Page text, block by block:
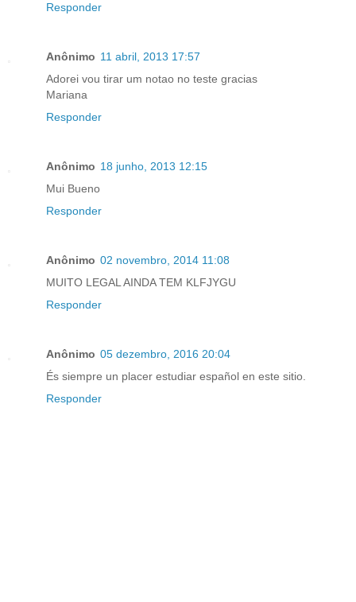
Responder
Anônimo 11 abril, 2013 17:57
Adorei vou tirar um notao no teste gracias
Mariana
Responder
Anônimo 18 junho, 2013 12:15
Mui Bueno
Responder
Anônimo 02 novembro, 2014 11:08
MUITO LEGAL AINDA TEM KLFJYGU
Responder
Anônimo 05 dezembro, 2016 20:04
És siempre un placer estudiar español en este sitio.
Responder